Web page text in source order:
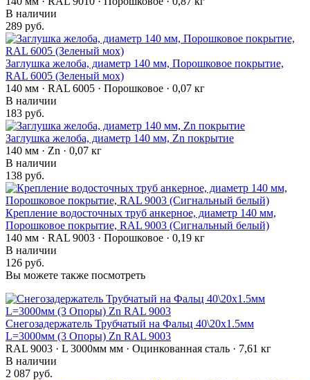
В наличии
289 руб.
Заглушка желоба, диаметр 140 мм, Порошковое покрытие,
RAL 6005 (Зеленый мох)
140 мм · RAL 6005 · Порошковое · 0,07 кг
В наличии
183 руб.
Заглушка желоба, диаметр 140 мм, Zn покрытие
140 мм · Zn · 0,07 кг
В наличии
138 руб.
Крепление водосточных труб анкерное, диаметр 140 мм,
Порошковое покрытие, RAL 9003 (Сигнальный белый)
140 мм · RAL 9003 · Порошковое · 0,19 кг
В наличии
126 руб.
Вы можете также посмотреть
Снегозадержатель Трубчатый на Фальц 40\20х1.5мм
L=3000мм (3 Опоры) Zn RAL 9003
RAL 9003 · L 3000мм мм · Оцинкованная сталь · 7,61 кг
В наличии
2 087 руб.